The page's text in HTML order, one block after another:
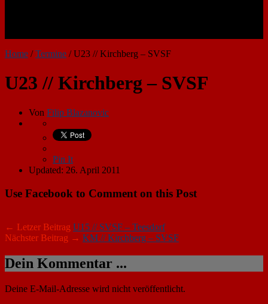
Home /Termine /U23 // Kirchberg – SVSF
U23 // Kirchberg – SVSF
Von Filip Blazanovic
Pin It
Updated: 26. April 2011
Use Facebook to Comment on this Post
← Letzer Beitrag U15 // SVSF – Teesdorf
Nächster Beitrag → KM // Kirchberg – SVSF
Dein Kommentar ...
Deine E-Mail-Adresse wird nicht veröffentlicht.